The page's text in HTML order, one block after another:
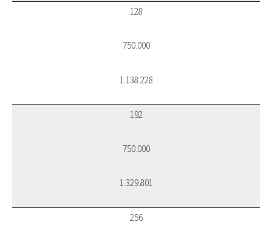
128
750.000
1.138.228
192
750.000
1.329.801
256